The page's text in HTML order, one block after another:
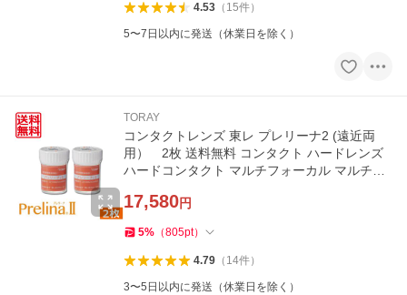
4.53（ 15件）
5〜7日以内に発送（休業日を除く）
TORAY
コンタクトレンズ 東レ プレリーナ2 (遠近両
用） 2枚 送料無料 コンタクト ハードレンズ
ハードコンタクト マルチフォーカル マルチフ
17,580円
5% （805pt）
4.79（ 14件）
3〜5日以内に発送（休業日を除く）